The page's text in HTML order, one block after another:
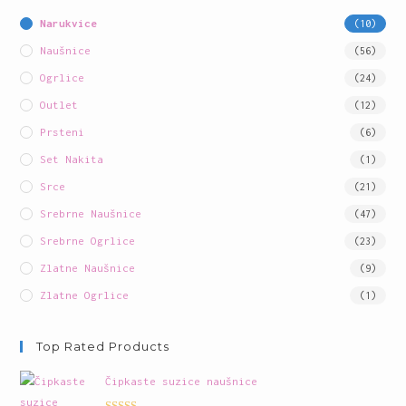
Narukvice (10)
Naušnice (56)
Ogrlice (24)
Outlet (12)
Prsteni (6)
Set Nakita (1)
Srce (21)
Srebrne Naušnice (47)
Srebrne Ogrlice (23)
Zlatne Naušnice (9)
Zlatne Ogrlice (1)
Top Rated Products
Čipkaste suzice naušnice